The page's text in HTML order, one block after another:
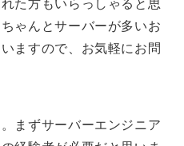
た方もいらっしゃると思
ちゃんとサーバーが多いお
ますので、お気軽にお問
まずサーバーエンジニア